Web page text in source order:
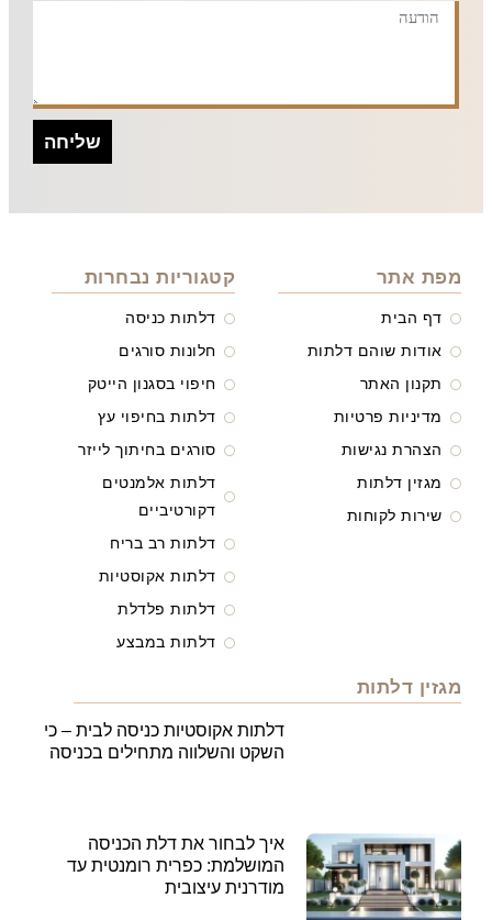
שליחה
מפת אתר
דף הבית
אודות שוהם דלתות
תקנון האתר
מדיניות פרטיות
הצהרת נגישות
מגזין דלתות
שירות לקוחות
קטגוריות נבחרות
דלתות כניסה
חלונות סורגים
חיפוי בסגנון הייטק
דלתות בחיפוי עץ
סורגים בחיתוך לייזר
דלתות אלמנטים
דקורטיביים
דלתות רב בריח
דלתות אקוסטיות
דלתות פלדלת
דלתות במבצע
מגזין דלתות
דלתות אקוסטיות כניסה לבית – כי
השקט והשלווה מתחילים בכניסה
איך לבחור את דלת הכניסה
המושלמת: כפרית רומנטית עד
מודרנית עיצובית